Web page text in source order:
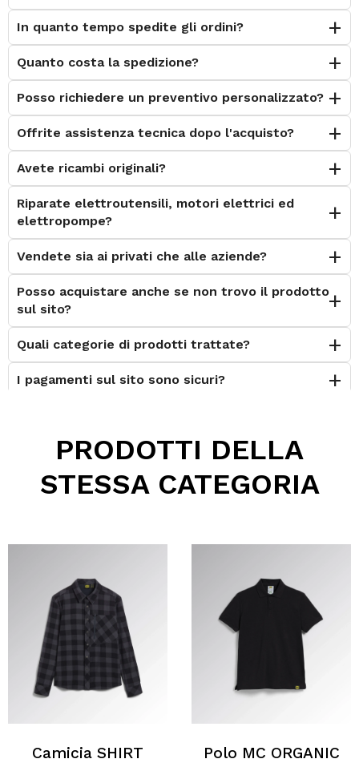
In quanto tempo spedite gli ordini?
Quanto costa la spedizione?
Posso richiedere un preventivo personalizzato?
Offrite assistenza tecnica dopo l'acquisto?
Avete ricambi originali?
Riparate elettroutensili, motori elettrici ed
elettropompe?
Vendete sia ai privati che alle aziende?
Posso acquistare anche se non trovo il prodotto
sul sito?
Quali categorie di prodotti trattate?
I pagamenti sul sito sono sicuri?
Posso contattarvi prima dell'acquisto?
Perché scegliere Elettromeccanica Calzolari?
PRODOTTI DELLA
STESSA CATEGORIA
Camicia SHIRT
Polo MC ORGANIC